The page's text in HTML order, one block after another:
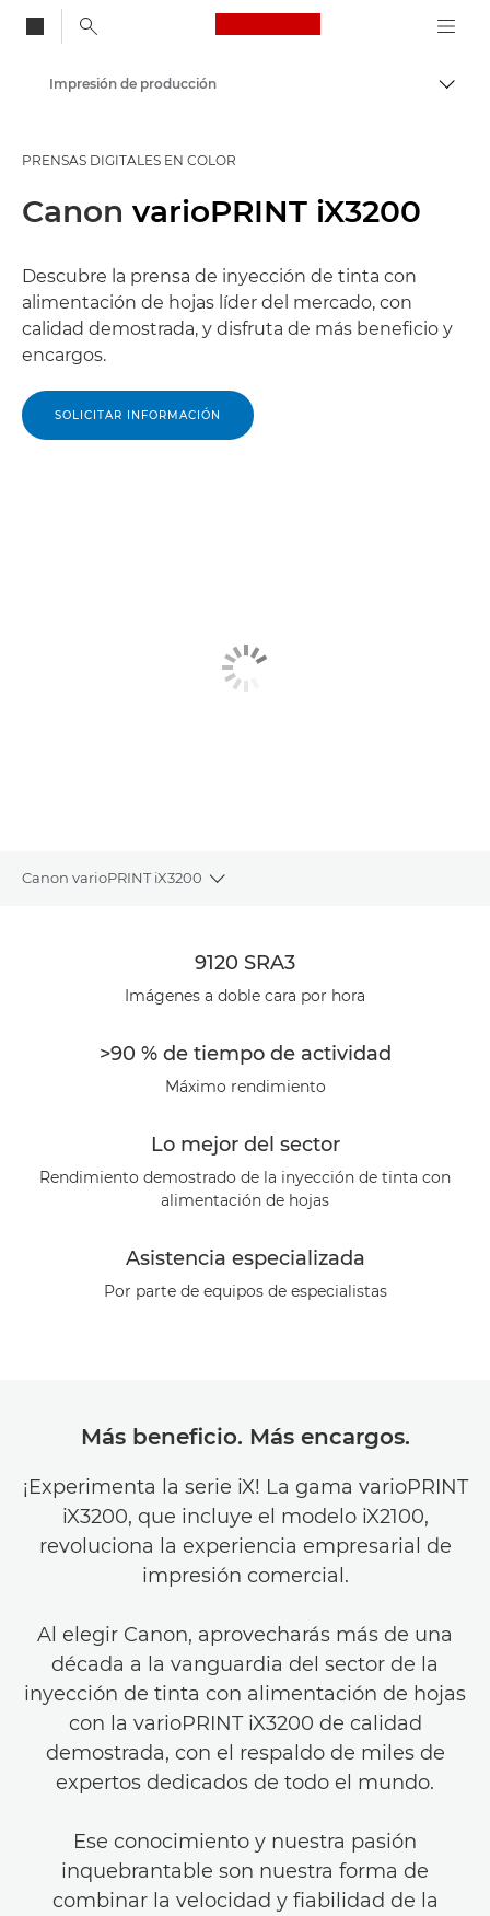
Canon Logo, back
Soluciones y servicios
Productos para empresa
Impresión de producción
PRENSAS DIGITALES EN COLOR
Canon varioPRINT iX3200
Descubre la prensa de inyección de tinta con
alimentación de hojas líder del mercado, con
calidad demostrada, y disfruta de más beneficio y
encargos.
SOLICITAR INFORMACIÓN
Canon varioPRINT iX3200
Toggle breadcrumbs
Especificaciones
9120 SRA3
Imágenes a doble cara por hora
>90 % de tiempo de actividad
Máximo rendimiento
Lo mejor del sector
Rendimiento demostrado de la inyección de tinta con
alimentación de hojas
Asistencia especializada
Por parte de equipos de especialistas
Más beneficio. Más encargos.
¡Experimenta la serie iX! La gama varioPRINT
iX3200, que incluye el modelo iX2100,
revoluciona la experiencia empresarial de
impresión comercial.
Al elegir Canon, aprovecharás más de una
década a la vanguardia del sector de la
inyección de tinta con alimentación de hojas
con la varioPRINT iX3200 de calidad
demostrada, con el respaldo de miles de
expertos dedicados de todo el mundo.
Ese conocimiento y nuestra pasión
inquebrantable son nuestra forma de
combinar la velocidad y fiabilidad de la